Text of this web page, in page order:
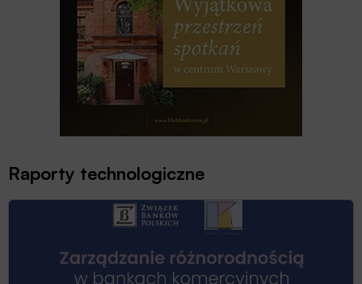
Raporty technologiczne